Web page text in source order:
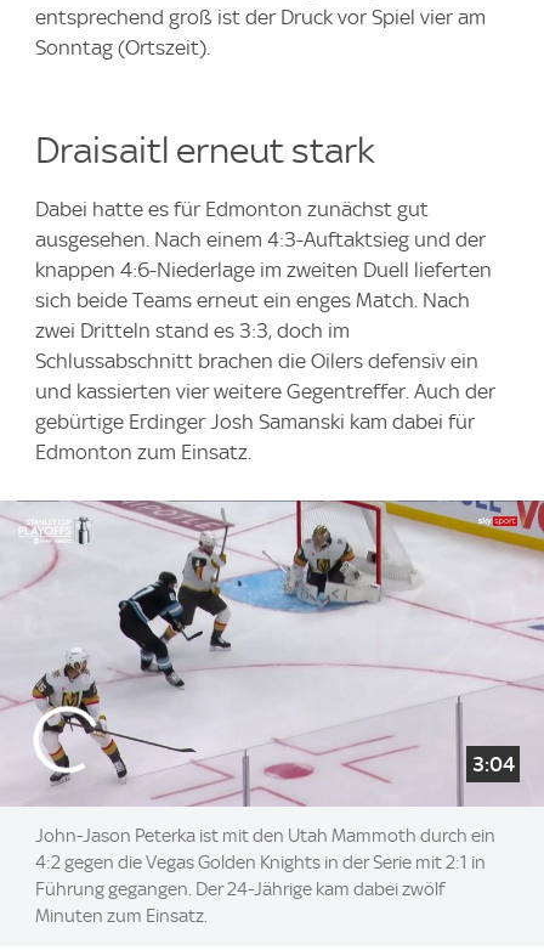
entsprechend groß ist der Druck vor Spiel vier am
Sonntag (Ortszeit).
Draisaitl erneut stark
Dabei hatte es für Edmonton zunächst gut
ausgesehen. Nach einem 4:3-Auftaktsieg und der
knappen 4:6-Niederlage im zweiten Duell lieferten
sich beide Teams erneut ein enges Match. Nach
zwei Dritteln stand es 3:3, doch im
Schlussabschnitt brachen die Oilers defensiv ein
und kassierten vier weitere Gegentreffer. Auch der
gebürtige Erdinger Josh Samanski kam dabei für
Edmonton zum Einsatz.
3:04
John-Jason Peterka ist mit den Utah Mammoth durch ein
4:2 gegen die Vegas Golden Knights in der Serie mit 2:1 in
Führung gegangen. Der 24-Jährige kam dabei zwölf
Minuten zum Einsatz.